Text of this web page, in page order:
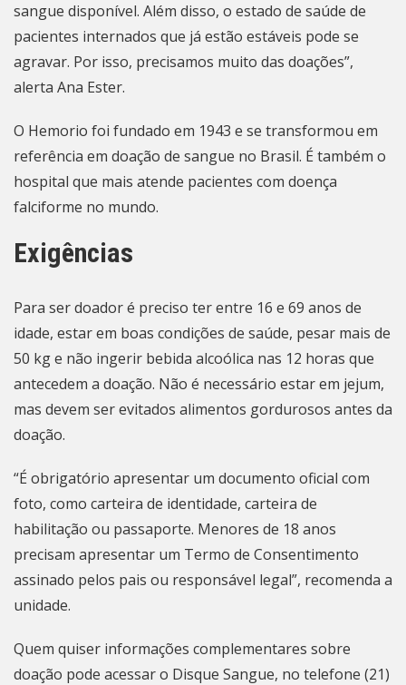
sangue disponível. Além disso, o estado de saúde de
pacientes internados que já estão estáveis pode se
agravar. Por isso, precisamos muito das doações”,
alerta Ana Ester.
O Hemorio foi fundado em 1943 e se transformou em
referência em doação de sangue no Brasil. É também o
hospital que mais atende pacientes com doença
falciforme no mundo.
Exigências
Para ser doador é preciso ter entre 16 e 69 anos de
idade, estar em boas condições de saúde, pesar mais de
50 kg e não ingerir bebida alcoólica nas 12 horas que
antecedem a doação. Não é necessário estar em jejum,
mas devem ser evitados alimentos gordurosos antes da
doação.
“É obrigatório apresentar um documento oficial com
foto, como carteira de identidade, carteira de
habilitação ou passaporte. Menores de 18 anos
precisam apresentar um Termo de Consentimento
assinado pelos pais ou responsável legal”, recomenda a
unidade.
Quem quiser informações complementares sobre
doação pode acessar o Disque Sangue, no telefone (21)